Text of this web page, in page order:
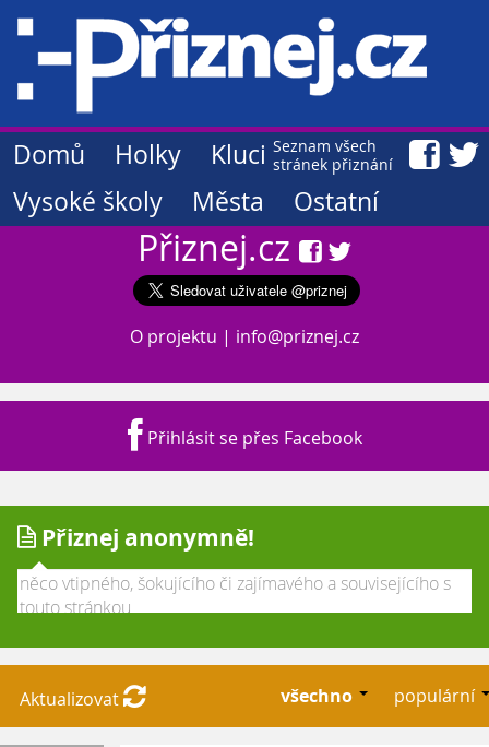
Seznam všech
stránek přiznání
Domů Holky
Kluci
Vysoké školy
Města Ostatní
Přiznej.cz
O projektu | info@priznej.cz
Přihlásit se přes Facebook
Přiznej anonymně!
Aktualizovat všechno populární